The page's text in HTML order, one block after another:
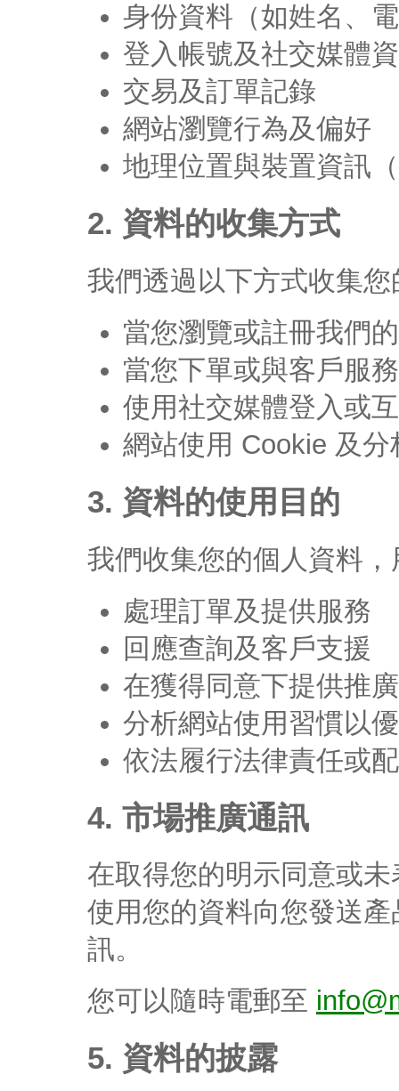
身份資料（如姓名、
登入帳號及社交媒體
交易及訂單記錄
網站瀏覽行為及偏好
地理位置與裝置資訊
2. 資料的收集方式
我們透過以下方式收集
當您瀏覽或註冊我們
當您下單或與客戶服
使用社交媒體登入或
網站使用 Cookie 及
3. 資料的使用目的
我們收集您的個人資料
處理訂單及提供服務
回應查詢及客戶支援
在獲得同意下提供推
分析網站使用習慣以
依法履行法律責任或
4. 市場推廣通訊
在取得您的明示同意或
使用您的資料向您發送
訊。
您可以隨時電郵至
5. 資料的披露